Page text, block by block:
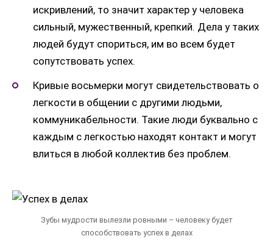
искривлений, то значит характер у человека
сильный, мужественный, крепкий. Дела у таких
людей будут спориться, им во всем будет
сопутствовать успех.
Кривые восьмерки могут свидетельствовать о
легкости в общении с другими людьми,
коммуникабельности. Такие люди буквально с
каждым с легкостью находят контакт и могут
влиться в любой коллектив без проблем.
Зубы мудрости вылезли ровными – человеку будет
способствовать успех в делах